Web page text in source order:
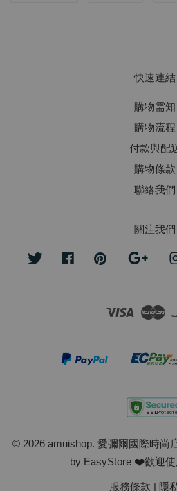
快速連結
購物需知
購物流程
付款與配
購物條款
聯絡我們
關注我們
Twitter FacebookPinterest
Visa
© 2026 amuishop. 愛彌爾國際時尚
by EasyStore ❤️歡迎
服務條款 | 隱